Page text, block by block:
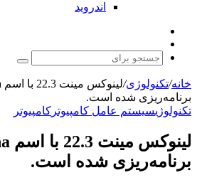
اندروید
پوسته
جستجو
برای
خانه/تکنولوژی/
برنامه‌ریزی شده است.
تکنولوژیسیستم عامل کامپیوتر کامپیوتر
برنامه‌ریزی شده است.